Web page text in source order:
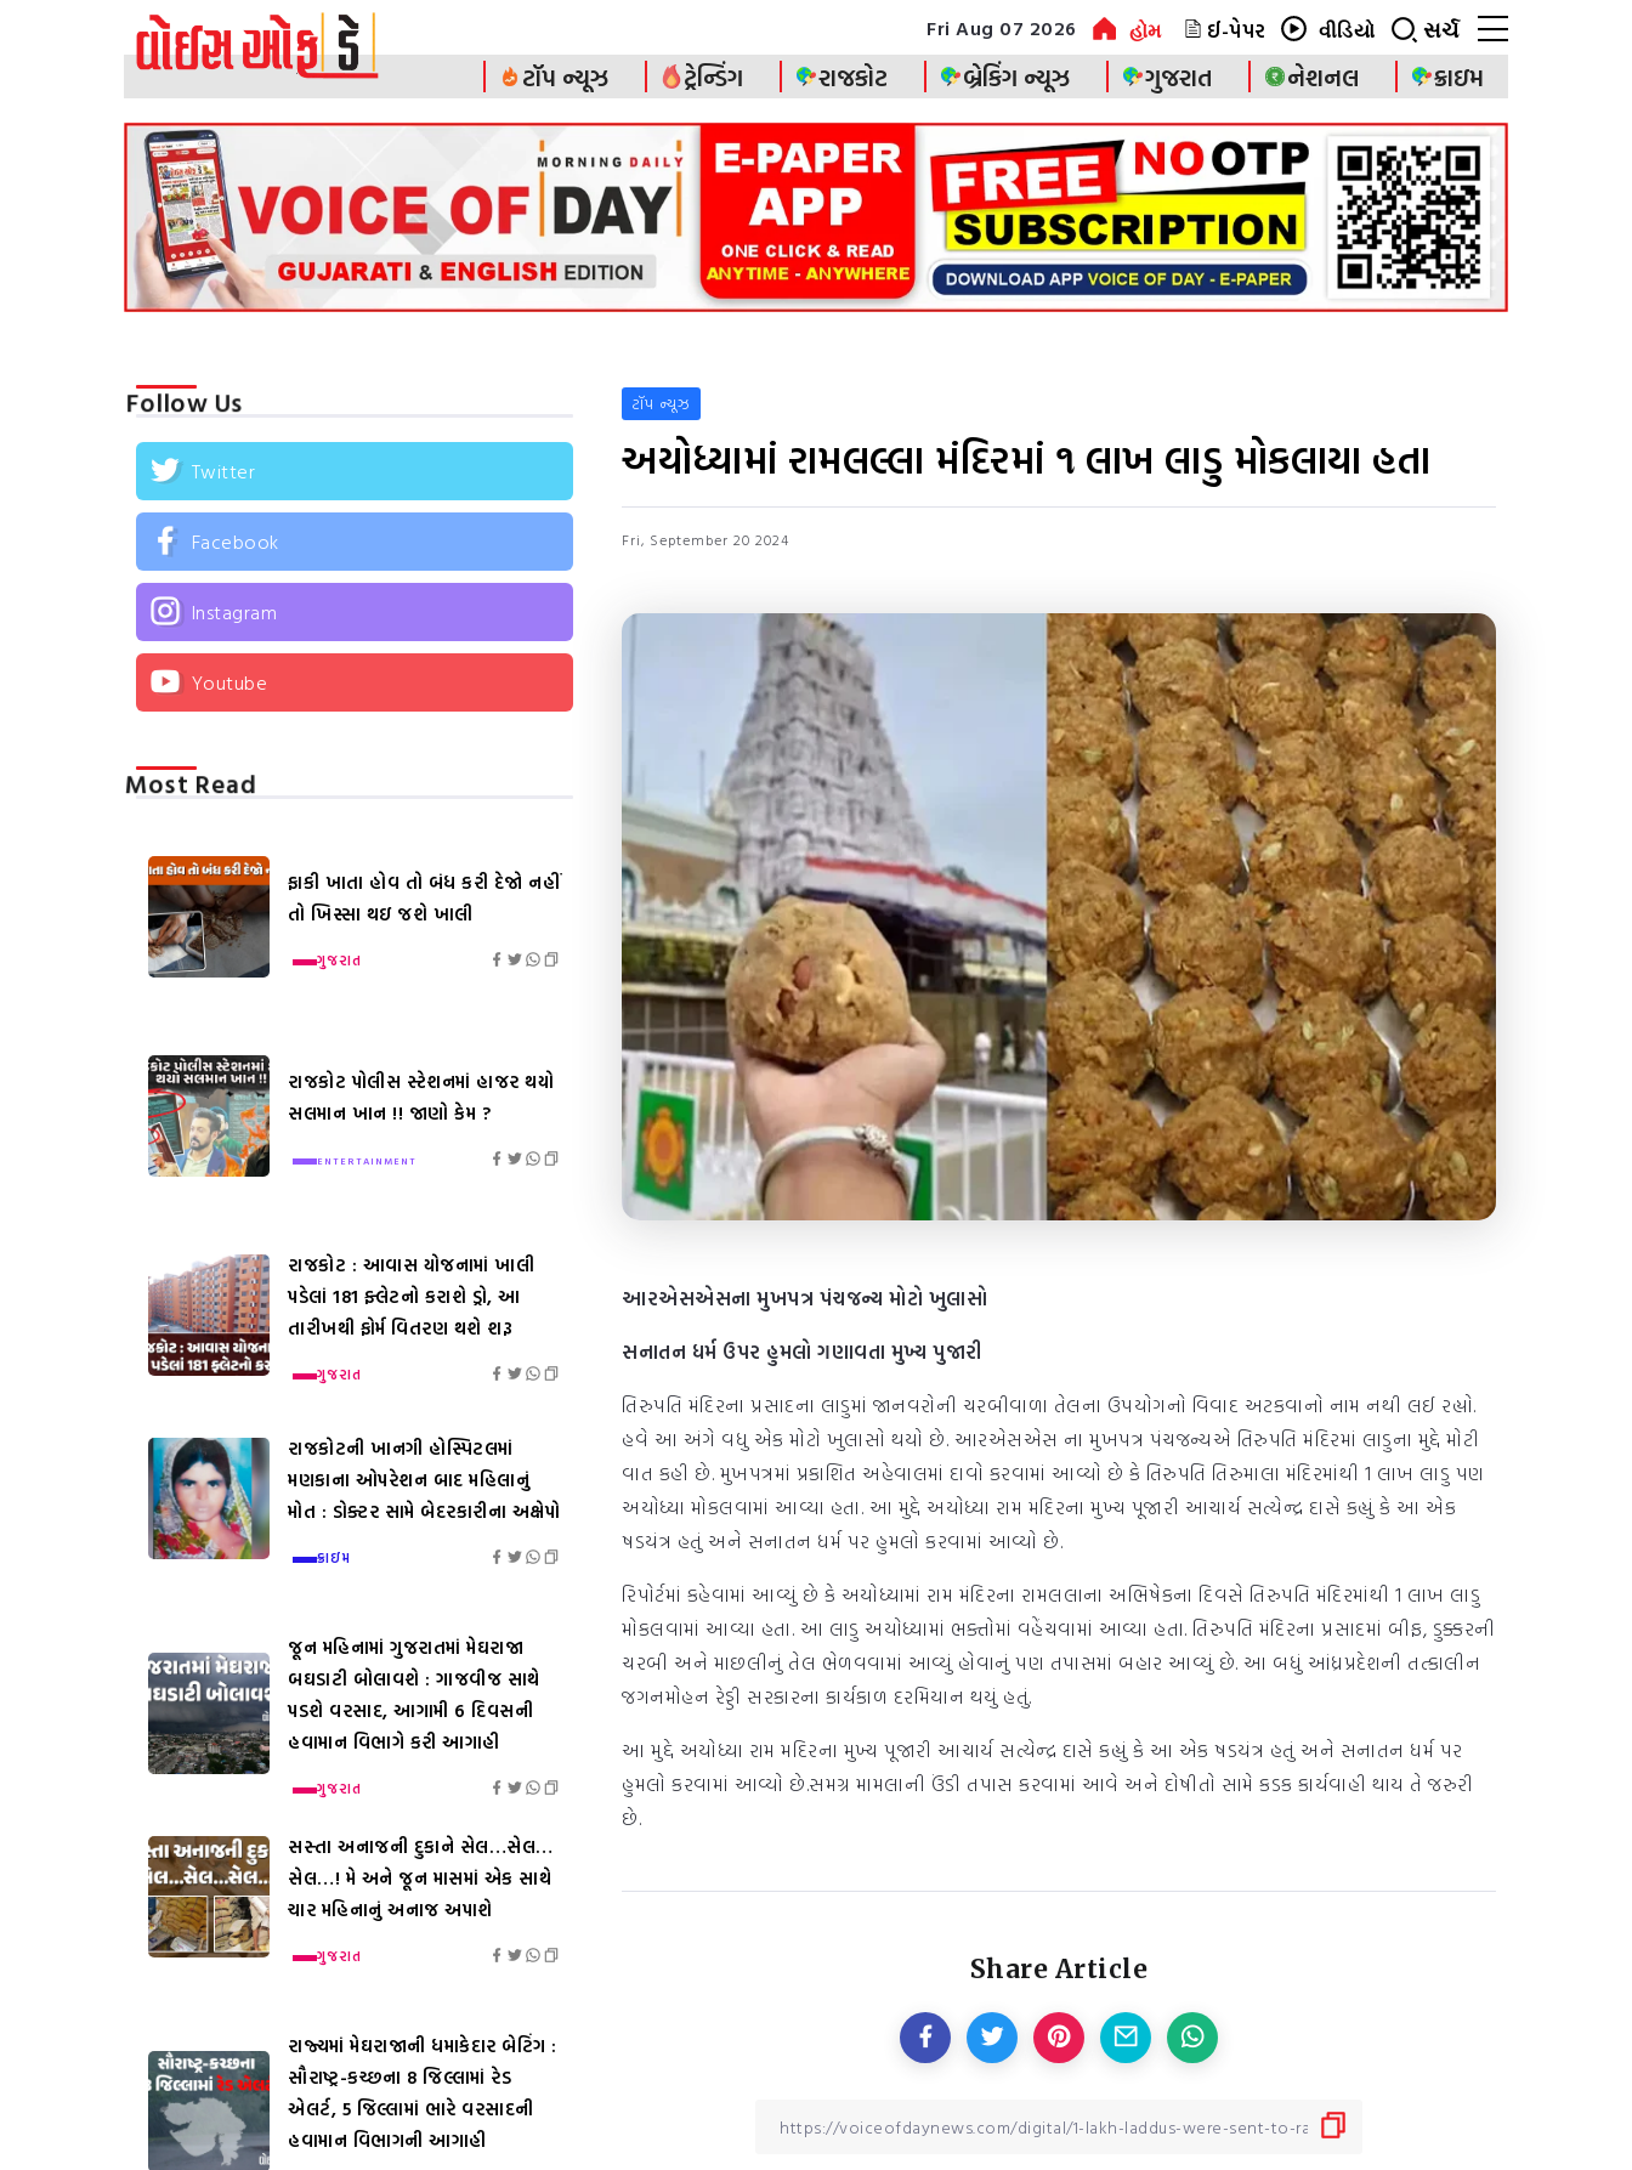
Fri Aug 07 2026 હોમ ઈ-પેપર વીડિયો સર્ચ
ટૉપ ન્યૂઝ ટ્રેન્ડિંગ રાજકોટ બ્રેકિંગ ન્યૂઝ ગુજરાત નેશનલ ક્રાઇમ
ટૉપ ન્યૂઝ
અયોધ્યામાં રામલલ્લા મંદિરમાં ૧ લાખ લાડુ મોકલાયા હતા
Fri, September 20 2024
આરએસએસના મુખપત્ર પંચજન્ય મોટો ખુલાસો
સનાતન ધર્મ ઉપર હુમલો ગણાવતા મુખ્ય પુજારી
તિરુપતિ મંદિરના પ્રસાદના લાડુમાં જાનવરોની ચરબીવાળા તેલના ઉપયોગનો વિવાદ અટકવાનો નામ નથી લઈ રહ્યો.
હવે આ અંગે વધુ એક મોટો ખુલાસો થયો છે. આરએસએસ ના મુખપત્ર પંચજન્યએ તિરુપતિ મંદિરમાં લાડુના મુદ્દે મોટી
વાત કહી છે. મુખપત્રમાં પ્રકાશિત અહેવાલમાં દાવો કરવામાં આવ્યો છે કે તિરુપતિ તિરુમાલા મંદિરમાંથી 1 લાખ લાડુ પણ
અયોધ્યા મોકલવામાં આવ્યા હતા. આ મુદ્દે અયોધ્યા રામ મદિરના મુખ્ય પૂજારી આચાર્ય સત્યેન્દ્ર દાસે કહ્યું કે આ એક
ષડયંત્ર હતું અને સનાતન ધર્મ પર હુમલો કરવામાં આવ્યો છે.
રિપોર્ટમાં કહેવામાં આવ્યું છે કે અયોધ્યામાં રામ મંદિરના રામલલાના અભિષેકના દિવસે તિરુપતિ મંદિરમાંથી 1 લાખ લાડુ
મોકલવામાં આવ્યા હતા. આ લાડુ અયોધ્યામાં ભક્તોમાં વહેંચવામાં આવ્યા હતા. તિરુપતિ મંદિરના પ્રસાદમાં બીફ, ડુક્કરની
ચરબી અને માછલીનું તેલ ભેળવવામાં આવ્યું હોવાનું પણ તપાસમાં બહાર આવ્યું છે. આ બધું આંધ્રપ્રદેશની તત્કાલીન
જગનમોહન રેડ્ડી સરકારના કાર્યકાળ દરમિયાન થયું હતું.
આ મુદ્દે અયોધ્યા રામ મદિરના મુખ્ય પૂજારી આચાર્ય સત્યેન્દ્ર દાસે કહ્યું કે આ એક ષડયંત્ર હતું અને સનાતન ધર્મ પર
હુમલો કરવામાં આવ્યો છે.સમગ્ર મામલાની ઉંડી તપાસ કરવામાં આવે અને દોષીતો સામે કડક કાર્યવાહી થાય તે જરુરી
છે.
Share Article
Follow Us
Twitter
Facebook
Instagram
Youtube
Most Read
ફાકી ખાતા હોવ તો બંધ કરી દેજો નહીં
તો ખિસ્સા થઇ જશે ખાલી
ગુજરાત
રાજકોટ પોલીસ સ્ટેશનમાં હાજર થયો
સલમાન ખાન !! જાણો કેમ ?
ENTERTAINMENT
રાજકોટ : આવાસ યોજનામાં ખાલી
પડેલાં 181 ફ્લેટનો કરાશે ડ્રો, આ
તારીખથી ફોર્મ વિતરણ થશે શરૂ
ગુજરાત
રાજકોટની ખાનગી હોસ્પિટલમાં
મણકાના ઓપરેશન બાદ મહિલાનું
મોત : ડોક્ટર સામે બેદરકારીના અક્ષેપો
ક્રાઇમ
જૂન મહિનામાં ગુજરાતમાં મેઘરાજા
બઘડાટી બોલાવશે : ગાજવીજ સાથે
પડશે વરસાદ, આગામી 6 દિવસની
હવામાન વિભાગે કરી આગાહી
ગુજરાત
સસ્તા અનાજની દુકાને સેલ…સેલ…
સેલ…! મે અને જૂન માસમાં એક સાથે
ચાર મહિનાનું અનાજ અપાશે
ગુજરાત
રાજ્યમાં મેઘરાજાની ધમાકેદાર બેટિંગ :
સૌરાષ્ટ્ર-કચ્છના 8 જિલ્લામાં રેડ
એલર્ટ, 5 જિલ્લામાં ભારે વરસાદની
હવામાન વિભાગની આગાહી